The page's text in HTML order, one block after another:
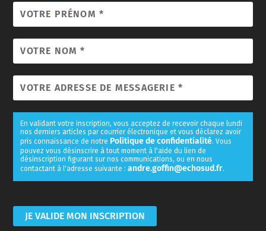
En validant votre inscription, vous acceptez de recevoir chaque lundi
nos derniers articles par courrier électronique et vous déclarez avoir
pris connaissance de notre Politique de confidentialité. Vous
pouvez vous désinscrire à tout moment à l'aide du lien de
désinscription figurant sur nos communications, ou en nous
contactant à l'adresse suivante :andre.goffin@echosud.fr.